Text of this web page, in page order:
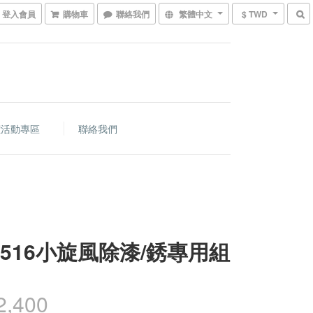
登入會員 購物車 聯絡我們 繁體中文 $ TWD
動專區 聯絡我們
小旋風除漆/銹專用組